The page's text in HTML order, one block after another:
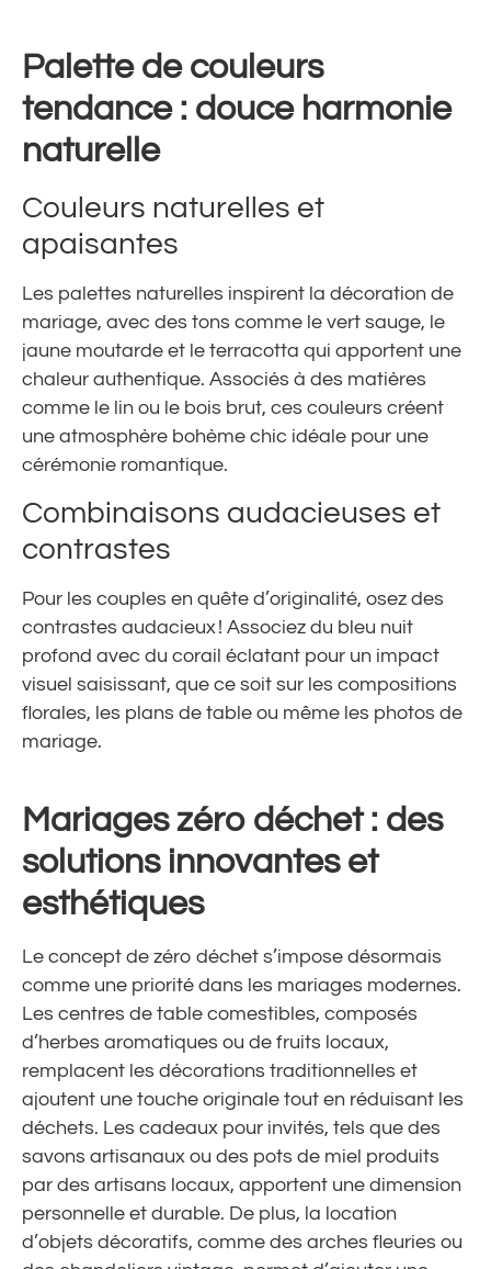
Palette de couleurs
tendance : douce harmonie
naturelle
Couleurs naturelles et
apaisantes
Les palettes naturelles inspirent la décoration de
mariage, avec des tons comme le vert sauge, le
jaune moutarde et le terracotta qui apportent une
chaleur authentique. Associés à des matières
comme le lin ou le bois brut, ces couleurs créent
une atmosphère bohème chic idéale pour une
cérémonie romantique.
Combinaisons audacieuses et
contrastes
Pour les couples en quête d’originalité, osez des
contrastes audacieux ! Associez du bleu nuit
profond avec du corail éclatant pour un impact
visuel saisissant, que ce soit sur les compositions
florales, les plans de table ou même les photos de
mariage.
Mariages zéro déchet : des
solutions innovantes et
esthétiques
Le concept de zéro déchet s’impose désormais
comme une priorité dans les mariages modernes.
Les centres de table comestibles, composés
d’herbes aromatiques ou de fruits locaux,
remplacent les décorations traditionnelles et
ajoutent une touche originale tout en réduisant les
déchets. Les cadeaux pour invités, tels que des
savons artisanaux ou des pots de miel produits
par des artisans locaux, apportent une dimension
personnelle et durable. De plus, la location
d’objets décoratifs, comme des arches fleuries ou